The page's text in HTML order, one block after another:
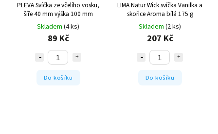
PLEVA Svíčka ze včelího vosku,
šíře 40 mm výška 100 mm
Skladem (4 ks)
89 Kč
Do košíku
LIMA Natur Wick svíčka Vanilka a
skořice Aroma bílá 175 g
Skladem (2 ks)
207 Kč
Do košíku